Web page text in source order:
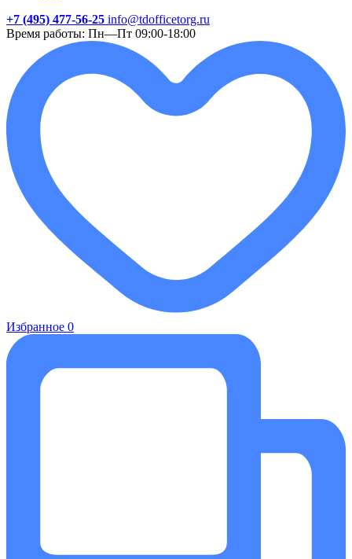
+7 (495) 477-56-25 info@tdofficetorg.ru
Время работы: Пн—Пт 09:00-18:00
Избранное 0